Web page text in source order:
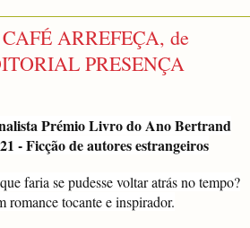
ARREFEÇA, de
PRESENÇA
Prémio Livro do Ano Bertrand
- Ficção de autores estrangeiros
faria se pudesse voltar atrás no tempo?
romance tocante e inspirador.